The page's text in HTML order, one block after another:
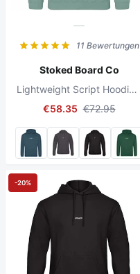
11 Bewertungen
Stoked Board Co
Lightweight Script Hoodie Dusty Green
€58.35 €72.95
-20%